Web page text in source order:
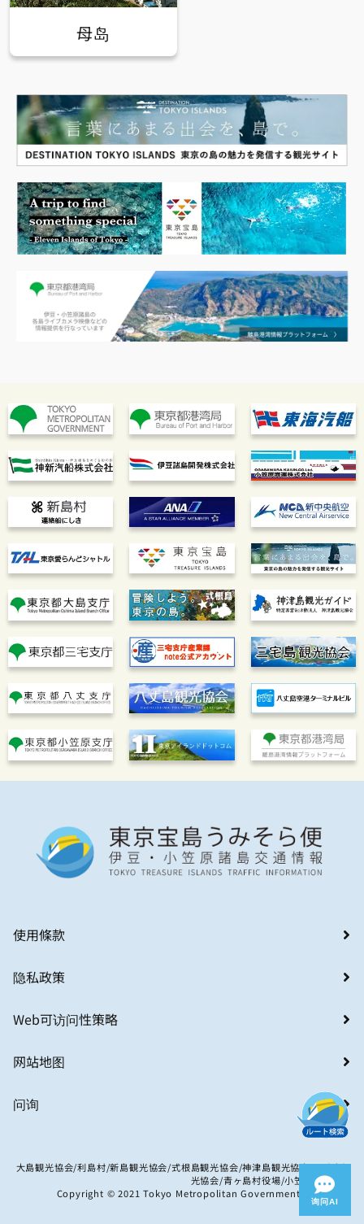
母岛
使用條款
隐私政策
Web可访问性策略
网站地图
问询
大島観光協会/利島村/新島観光協会/式根島観光協会/神津島観光協会/八丈島観
光協会/青ヶ島村役場/小笠原村観光局
Copyright © 2021 Tokyo Metropolitan Government. All Rights
Reserved.
询问AI